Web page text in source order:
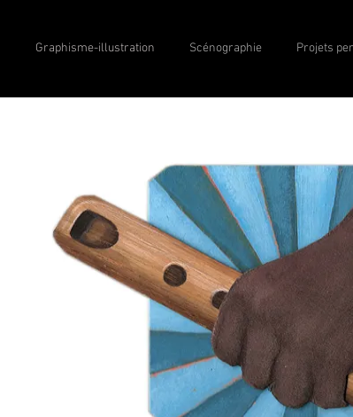
Graphisme-illustration Scénographie Projets